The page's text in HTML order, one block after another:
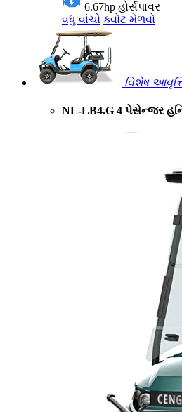
6.67hp હોર્સપાવર
વધુ વાંચો ક્વોટ મેળવો
વિશેષ
NL-LB4.G 4 પેસેન્જર